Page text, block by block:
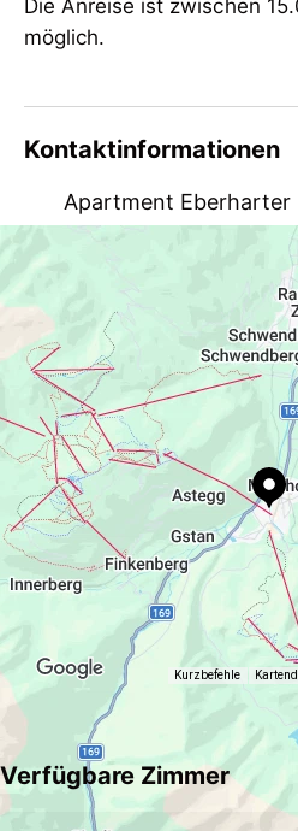
Gitterbett / Babybett,
Die Anreise ist zwischen
möglich.
Kontaktinformationen
Apartment Eberharter
Dornaustraße 619,
Kurzbefehle
Verfügbare Zimmer